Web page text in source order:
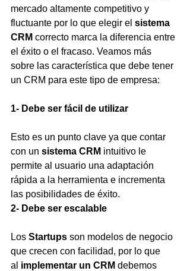
mercado altamente competitivo y
fluctuante por lo que elegir el sistema
CRM correcto marca la diferencia entre
el éxito o el fracaso. Veamos más
sobre las característica que debe tener
un CRM para este tipo de empresa:
1- Debe ser fácil de utilizar
Esto es un punto clave ya que contar
con un sistema CRM intuitivo le
permite al usuario una adaptación
rápida a la herramienta e incrementa
las posibilidades de éxito.
2- Debe ser escalable
Los Startups son modelos de negocio
que crecen con facilidad, por lo que
al implementar un CRM debemos